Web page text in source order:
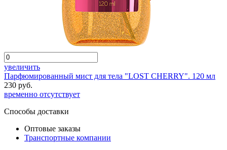
увеличить
Парфюмированный мист для тела "LOST CHERRY". 120 мл
230 руб.
временно отсутствует
Способы доставки
Оптовые заказы
Транспортные компании